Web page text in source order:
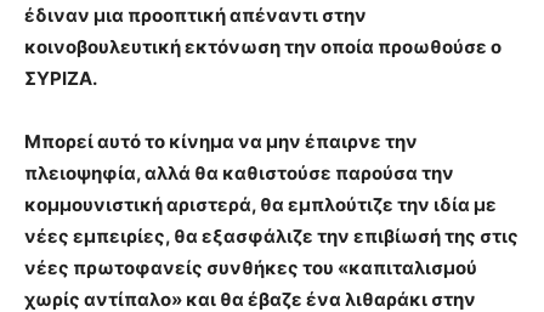
έδιναν μια προοπτική απέναντι στην
κοινοβουλευτική εκτόνωση την οποία προωθούσε ο
ΣΥΡΙΖΑ.
Μπορεί αυτό το κίνημα να μην έπαιρνε την
πλειοψηφία, αλλά θα καθιστούσε παρούσα την
κομμουνιστική αριστερά, θα εμπλούτιζε την ιδία με
νέες εμπειρίες, θα εξασφάλιζε την επιβίωσή της στις
νέες πρωτοφανείς συνθήκες του «καπιταλισμού
χωρίς αντίπαλο» και θα έβαζε ένα λιθαράκι στην